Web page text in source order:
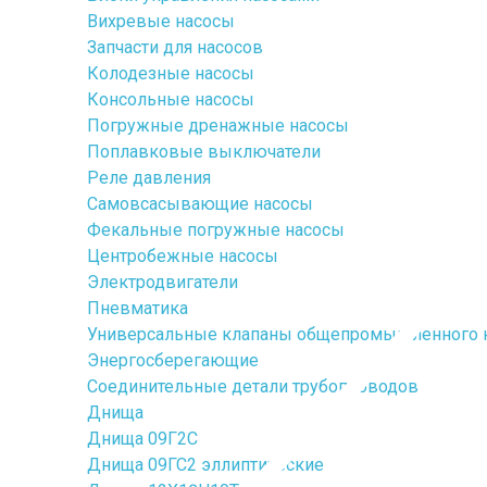
Вихревые насосы
Запчасти для насосов
Колодезные насосы
Консольные насосы
Погружные дренажные насосы
Поплавковые выключатели
Реле давления
Самовсасывающие насосы
Фекальные погружные насосы
Центробежные насосы
Электродвигатели
Пневматика
Универсальные клапаны общепромышленного
Энергосберегающие
Соединительные детали трубопроводов
Днища
Днища 09Г2С
Днища 09ГС2 эллиптические